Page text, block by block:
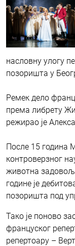
насловну улогу
позоришта у
Ремек дело
према либрету
режирао је
После 15 година
контроверзног
животна
године је
позоришта под
Тако је поново
француског
репертоару –